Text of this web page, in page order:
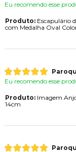
Eu recomendo esse
Produto:Escapulário
com Medalha Oval
Eu recomendo esse
Produto:Imagem
14cm